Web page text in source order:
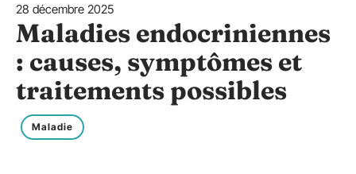
28 décembre 2025
Maladies endocriniennes
: causes, symptômes et
traitements possibles
Maladie